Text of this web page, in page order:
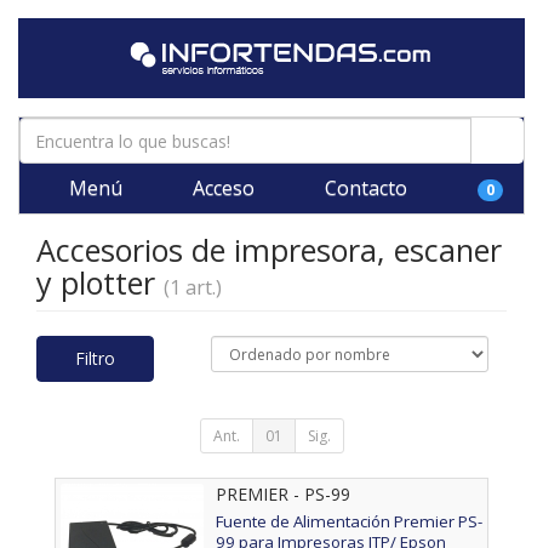
Menú Acceso Contacto 0
Accesorios de impresora, escaner
y plotter (1 art.)
Filtro
Ant. 01 Sig.
PREMIER - PS-99
Fuente de Alimentación Premier PS-
99 para Impresoras ITP/ Epson